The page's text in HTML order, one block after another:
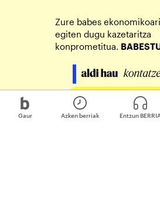
Gaur Azken berriak Entzun
Zure babes
egiten dugu kazetaritza
konprometitua.
Egin zure